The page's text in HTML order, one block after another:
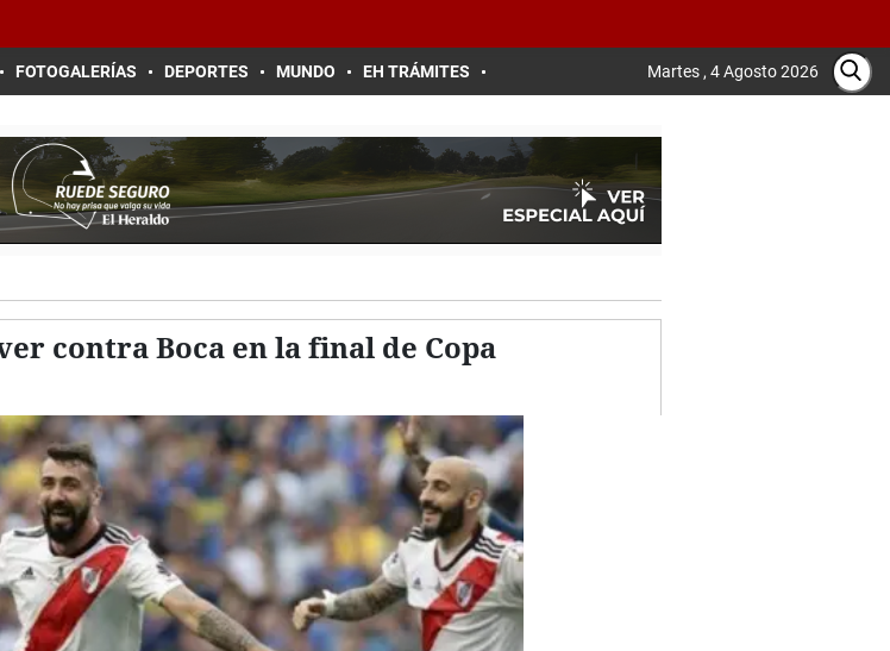
FOTOGALERÍAS DEPORTES MUNDO EH TRÁMITES Martes , 4 Agosto 2026
contra Boca en la final de Copa